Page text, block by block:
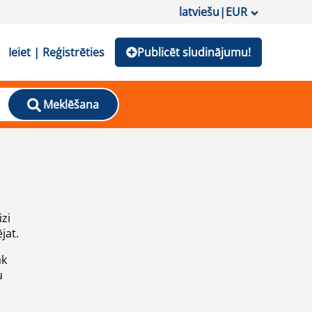
latviešu|EUR
Ieiet | Reģistrēties Publicēt sludinājumu!
Meklēšana